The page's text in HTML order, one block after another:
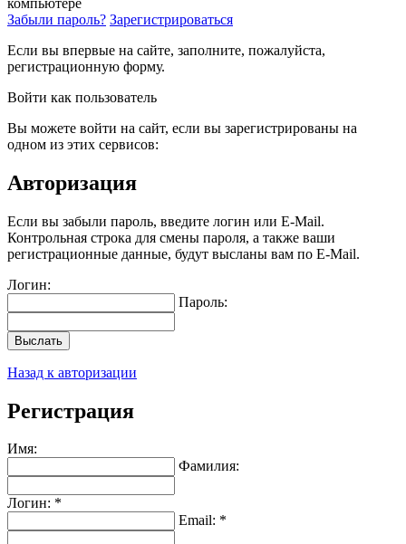
Забыли пароль? Зарегистрироваться
Если вы впервые на сайте, заполните, пожалуйста,
регистрационную форму.
Войти как пользователь
Вы можете войти на сайт, если вы зарегистрированы на
одном из этих сервисов:
Авторизация
Если вы забыли пароль, введите логин или E-Mail.
Контрольная строка для смены пароля, а также ваши
регистрационные данные, будут высланы вам по E-Mail.
Логин:
Пароль:
Выслать
Назад к авторизации
Регистрация
Имя:
Фамилия:
Логин: *
Email: *